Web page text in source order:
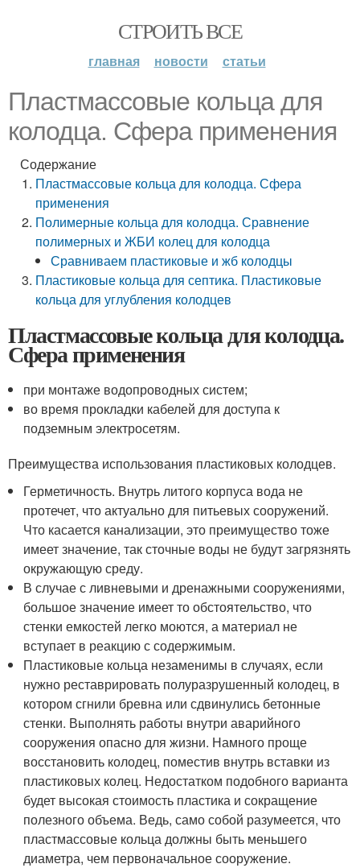
СТРОИТЬ ВСЕ
главная новости статьи
Пластмассовые кольца для
колодца. Сфера применения
Содержание
Пластмассовые кольца для колодца. Сфера
применения
Полимерные кольца для колодца. Сравнение
полимерных и ЖБИ колец для колодца
Сравниваем пластиковые и жб колодцы
Пластиковые кольца для септика. Пластиковые
кольца для углубления колодцев
Пластмассовые кольца для колодца.
Сфера применения
при монтаже водопроводных систем;
во время прокладки кабелей для доступа к
подземным электросетям.
Преимущества использования пластиковых колодцев.
Герметичность. Внутрь литого корпуса вода не
протечет, что актуально для питьевых сооружений.
Что касается канализации, это преимущество тоже
имеет значение, так сточные воды не будут загрязнять
окружающую среду.
В случае с ливневыми и дренажными сооружениями,
большое значение имеет то обстоятельство, что
стенки емкостей легко моются, а материал не
вступает в реакцию с содержимым.
Пластиковые кольца незаменимы в случаях, если
нужно реставрировать полуразрушенный колодец, в
котором сгнили бревна или сдвинулись бетонные
стенки. Выполнять работы внутри аварийного
сооружения опасно для жизни. Намного проще
восстановить колодец, поместив внутрь вставки из
пластиковых колец. Недостатком подобного варианта
будет высокая стоимость пластика и сокращение
полезного объема. Ведь, само собой разумеется, что
пластмассовые кольца должны быть меньшего
диаметра, чем первоначальное сооружение.